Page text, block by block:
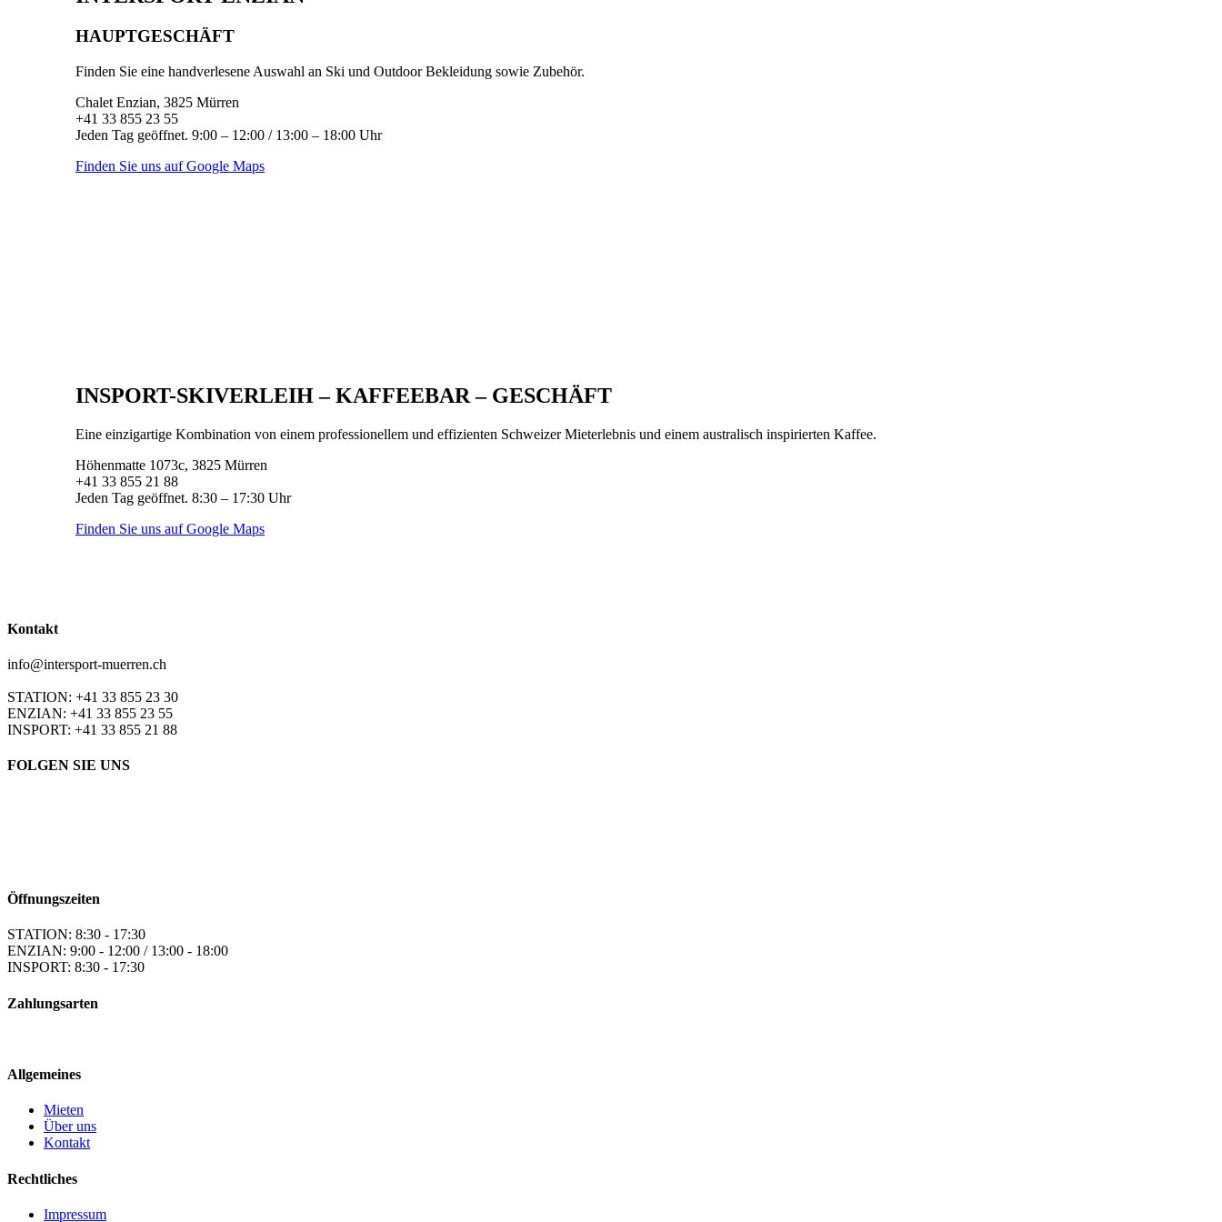
HAUPTGESCHÄFT
Finden Sie eine handverlesene Auswahl an Ski und Outdoor Bekleidung sowie Zubehör.
Chalet Enzian, 3825 Mürren
+41 33 855 23 55
Jeden Tag geöffnet. 9:00 – 12:00 / 13:00 – 18:00 Uhr
Finden Sie uns auf Google Maps
INSPORT-SKIVERLEIH – KAFFEEBAR – GESCHÄFT
Eine einzigartige Kombination von einem professionellem und effizienten Schweizer Mieterlebnis und einem australisch inspirierten Kaffee.
Höhenmatte 1073c, 3825 Mürren
+41 33 855 21 88
Jeden Tag geöffnet. 8:30 – 17:30 Uhr
Finden Sie uns auf Google Maps
Kontakt
info@intersport-muerren.ch
STATION: +41 33 855 23 30
ENZIAN: +41 33 855 23 55
INSPORT: +41 33 855 21 88
FOLGEN SIE UNS
Öffnungszeiten
STATION: 8:30 - 17:30
ENZIAN: 9:00 - 12:00 / 13:00 - 18:00
INSPORT: 8:30 - 17:30
Zahlungsarten
Allgemeines
Mieten
Über uns
Kontakt
Rechtliches
Impressum